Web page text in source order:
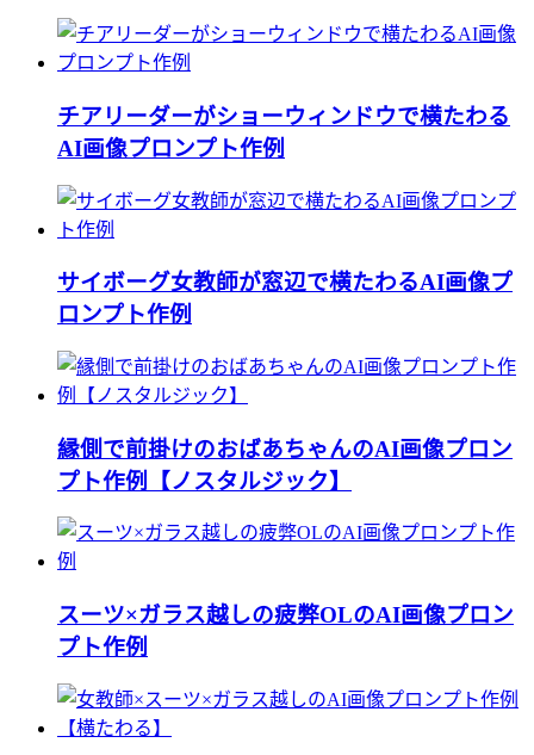
チアリーダーがショーウィンドウで横たわる
AI画像プロンプト作例
サイボーグ女教師が窓辺で横たわるAI画像プ
ロンプト作例
縁側で前掛けのおばあちゃんのAI画像プロン
プト作例【ノスタルジック】
スーツ×ガラス越しの疲弊OLのAI画像プロン
プト作例